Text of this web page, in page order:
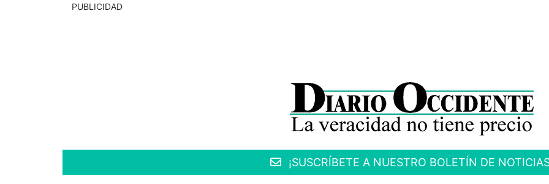
PUBLICIDAD
¡SUSCRÍBETE A NUESTRO BOLETÍN DE